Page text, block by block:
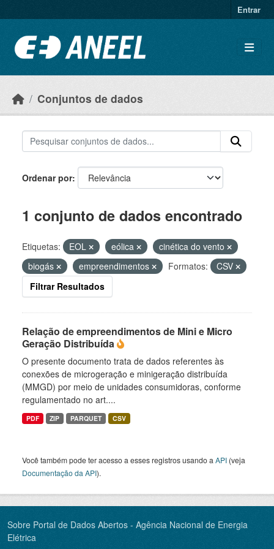
Entrar
Conjuntos de dados
Ordenar por
1 conjunto de dados encontrado
Etiquetas: EOL eólica
cinética do vento
biogás
empreendimentos Formatos:
CSV
Filtrar Resultados
Relação de empreendimentos de Mini e Micro
Geração Distribuída
O presente documento trata de dados referentes às
conexões de microgeração e minigeração distribuída
(MMGD) por meio de unidades consumidoras, conforme
regulamentado no art....
PDF ZIP PARQUET CSV
Você também pode ter acesso a esses registros usando a API (veja
Documentação da API).
Sobre Portal de Dados Abertos - Agência Nacional de Energia
Elétrica